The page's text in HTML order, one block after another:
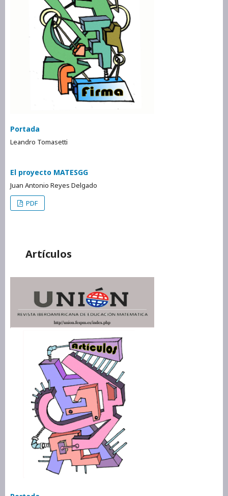
Portada
Leandro Tomasetti
El proyecto MATESGG
Juan Antonio Reyes Delgado
PDF
Artículos